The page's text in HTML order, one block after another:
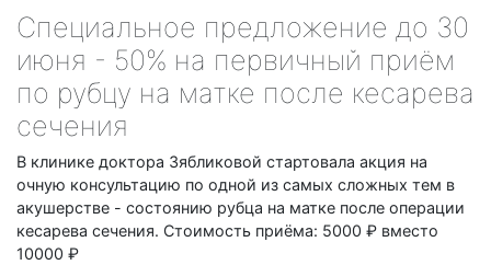
Специальное предложение до 30
июня - 50% на первичный приём
по рубцу на матке после кесарева
сечения
В клинике доктора Зябликовой стартовала акция на
очную консультацию по одной из самых сложных тем в
акушерстве - состоянию рубца на матке после операции
кесарева сечения. Стоимость приёма: 5000 ₽ вместо
10000 ₽